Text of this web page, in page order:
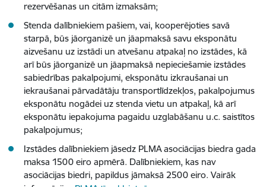
rezervēšanas un citām izmaksām;
Stenda dalībniekiem pašiem, vai, kooperējoties savā
starpā, būs jāorganizē un jāapmaksā savu eksponātu
aizvešanu uz izstādi un atvešanu atpakaļ no izstādes, kā
arī būs jāorganizē un jāapmaksā nepieciešamie izstādes
sabiedrības pakalpojumi, eksponātu izkraušanai un
iekraušanai pārvadātāju transportlīdzekļos, pakalpojumus
eksponātu nogādei uz stenda vietu un atpakaļ, kā arī
eksponātu iepakojuma pagaidu uzglabāšanu u.c. saistītos
pakalpojumus;
Izstādes dalībniekiem jāsedz PLMA asociācijas biedra gada
maksa 1500 eiro apmērā. Dalībniekiem, kas nav
asociācijas biedri, papildus jāmaksā 2500 eiro. Vairāk